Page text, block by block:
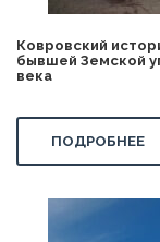
Ковровский
бывшей Земской
века
ПОДРОБНЕЕ